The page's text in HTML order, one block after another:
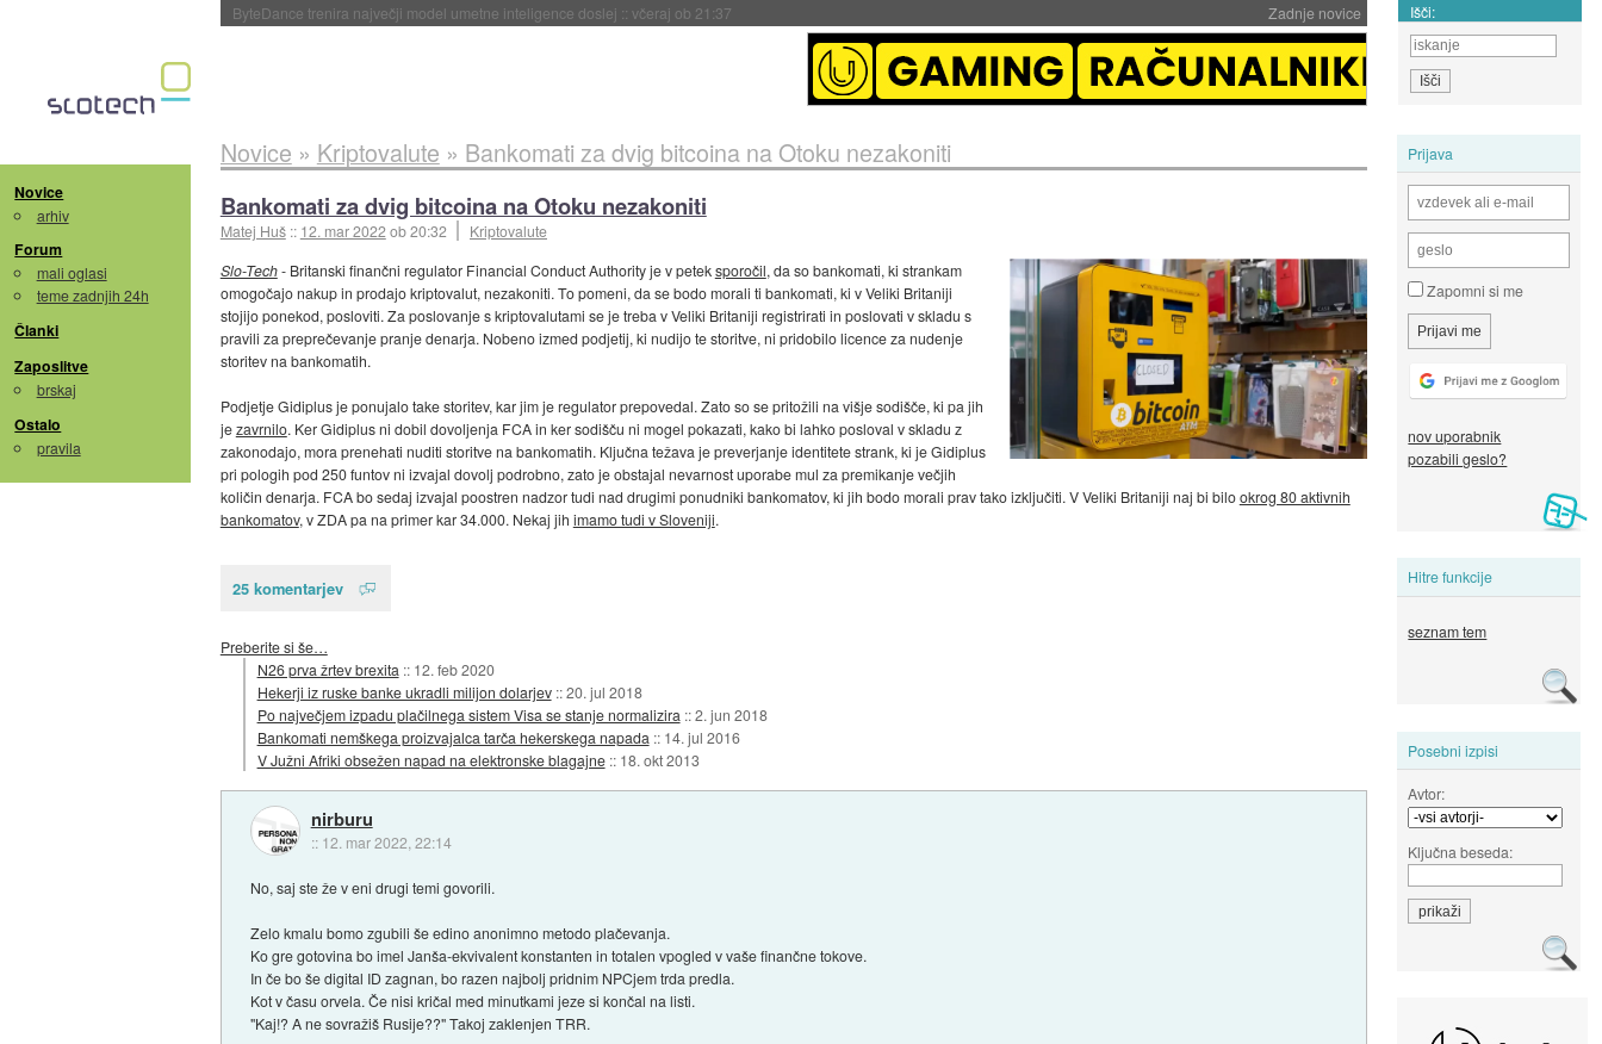
Zadnje novice
Spletne strani začele streči oglase za agente umetne inteligence::včeraj ob 21:23 Išči:
Novice
arhiv
Forum
mali oglasi
teme zadnjih 24h
Članki
Zaposlitve
brskaj
Ostalo
pravila
Prijava
Zapomni si me
nov uporabnik
pozabili geslo?
Hitre funkcije
seznam tem
Posebni izpisi
Avtor:
Ključna beseda:
Novice » Kriptovalute » Bankomati za dvig bitcoina na Otoku nezakoniti
Bankomati za dvig bitcoina na Otoku nezakoniti
Matej Huš :: 12. mar 2022ob 20:32
Kriptovalute
Slo-Tech- Britanski finančni regulator Financial Conduct Authority je v peteksporočil, da so bankomati, ki strankam
omogočajo nakup in prodajo kriptovalut, nezakoniti. To pomeni, da se bodo morali ti bankomati, ki v Veliki Britaniji
stojijo ponekod, posloviti. Za poslovanje s kriptovalutami se je treba v Veliki Britaniji registrirati in poslovati v skladu s
pravili za preprečevanje pranje denarja. Nobeno izmed podjetij, ki nudijo te storitve, ni pridobilo licence za nudenje
storitev na bankomatih.
Podjetje Gidiplus je ponujalo take storitev, kar jim je regulator prepovedal. Zato so se pritožili na višje sodišče, ki pa jih
jezavrnilo. Ker Gidiplus ni dobil dovoljenja FCA in ker sodišču ni mogel pokazati, kako bi lahko posloval v skladu z
zakonodajo, mora prenehati nuditi storitve na bankomatih. Ključna težava je preverjanje identitete strank, ki je Gidiplus
pri pologih pod 250 funtov ni izvajal dovolj podrobno, zato je obstajal nevarnost uporabe mul za premikanje večjih
količin denarja. FCA bo sedaj izvajal poostren nadzor tudi nad drugimi ponudniki bankomatov, ki jih bodo morali prav tako izključiti. V Veliki Britaniji naj bi bilookrog 80 aktivnih
bankomatov, v ZDA pa na primer kar 34.000. Nekaj jih imamo tudi v Sloveniji.
25 komentarjev
Preberite si še…
N26 prva žrtev brexita :: 12. feb 2020
Hekerji iz ruske banke ukradli milijon dolarjev ::20. jul 2018
Po največjem izpadu plačilnega sistem Visa se stanje normalizira ::2. jun 2018
Bankomati nemškega proizvajalca tarča hekerskega napada :: 14. jul 2016
V Južni Afriki obsežen napad na elektronske blagajne :: 18. okt 2013
nirburu
:: 12. mar 2022, 22:14
No, saj ste že v eni drugi temi govorili.
Zelo kmalu bomo zgubili še edino anonimno metodo plačevanja.
Ko gre gotovina bo imel Janša-ekvivalent konstanten in totalen vpogled v vaše finančne tokove.
In če bo še digital ID zagnan, bo razen najbolj pridnim NPCjem trda predla.
Kot v času orvela. Če nisi kričal med minutkami jeze si končal na listi.
"Kaj!? A ne sovražiš Rusije??" Takoj zaklenjen TRR.